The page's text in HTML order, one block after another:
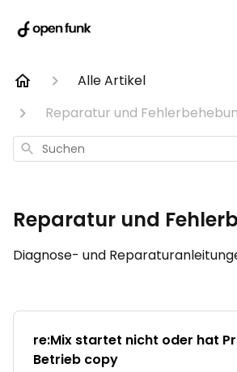
Alle Artikel
Reparatur und
Suchen
Reparatur und
Diagnose- und
re:Mix startet nicht oder hat
Betrieb copy